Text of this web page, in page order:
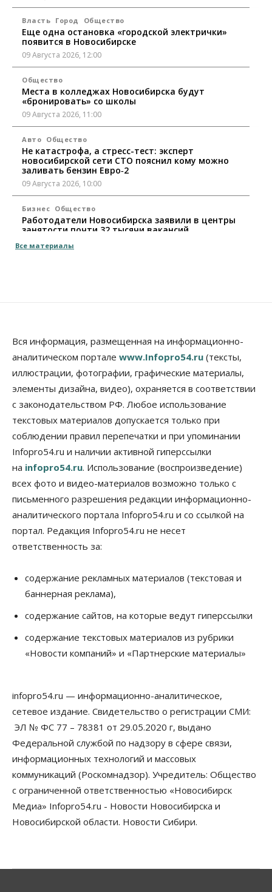
Власть Город Общество
Еще одна остановка «городской электрички»
появится в Новосибирске
09 Августа 2026, 12:00
Общество
Места в колледжах Новосибирска будут
«бронировать» со школы
09 Августа 2026, 11:00
Авто Общество
Не катастрофа, а стресс-тест: эксперт
новосибирской сети СТО пояснил кому можно
заливать бензин Евро‑2
09 Августа 2026, 10:00
Бизнес Общество
Работодатели Новосибирска заявили в центры
занятости почти 32 тысячи вакансий
09 Августа 2026, 09:00
К современному юридическому образованию в
России возникает много вопросов
08 Августа 2026, 17:00
Общество
Новосибирские вузы опубликовали
приказы о зачислении на бюджетные места
08 Августа 2026, 16:00
Искусственный интеллект впервые выписал
штраф за борщевик
08 Августа 2026, 15:00
Продажи подержанных электромобилей в
Новосибирской области растут второй месяц
Детские центры Новосибирска
перегибают с «педагогикой успеха», считает
психолог
Бизнес Общество
Союз продавцов маркетплейсов
обратился в правительство РФ из-за атак на WB
Общество
Новосибирцы будут получать квитанции за ЖКУ
по-новому
08 Августа 2026, 09:00
В Новосибирской области резко
сократился грузооборот в автоперевозках
07 Августа 2026, 19:00
Общество
В Новосибирске прошёл митинг
Все материалы
Вся информация, размещенная на информационно-
аналитическом портале www.Infopro54.ru (тексты,
иллюстрации, фотографии, графические материалы,
элементы дизайна, видео), охраняется в соответствии
с законодательством РФ. Любое использование
текстовых материалов допускается только при
соблюдении правил перепечатки и при упоминании
Infopro54.ru и наличии активной гиперссылки
на infopro54.ru. Использование (воспроизведение)
всех фото и видео-материалов возможно только с
письменного разрешения редакции информационно-
аналитического портала Infopro54.ru и со ссылкой на
портал. Редакция Infopro54.ru не несет
ответственность за:
содержание рекламных материалов (текстовая и
баннерная реклама),
содержание сайтов, на которые ведут гиперссылки
содержание текстовых материалов из рубрики
«Новости компаний» и «Партнерские материалы»
infopro54.ru — информационно-аналитическое,
сетевое издание. Свидетельство о регистрации СМИ:
ЭЛ № ФС 77 – 78381 от 29.05.2020 г, выдано
Федеральной службой по надзору в сфере связи,
информационных технологий и массовых
коммуникаций (Роскомнадзор). Учредитель: Общество
с ограниченной ответственностью «Новосибирск
Медиа» Infopro54.ru - Новости Новосибирска и
Новосибирской области. Новости Сибири.